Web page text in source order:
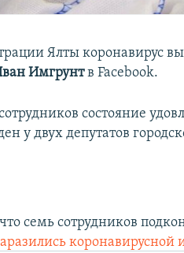
Ялты коронавирус
Имгрунтв Facebook.
состояние
у двух депутатов
cемь сотрудников
коронавирусной